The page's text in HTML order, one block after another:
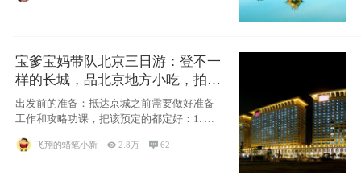
宝爹宝妈带队北京三日游：登不一
样的长城，品北京地方小吃，拍盘
古七星夜景！
出发前的准备：抵达京城之前需要做好准备
工作和攻略功课，把该预定的都定好：1. 酒
飞翔的蜡笔小新 2.8万 62